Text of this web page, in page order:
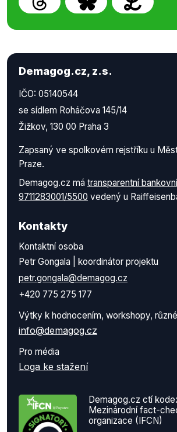
Demagog.cz, z.s.
IČO: 05140544
se sídlem Roháčova 145/14
Žižkov, 130 00 Praha 3
Zapsaný ve spolkovém rejstříku u
Praze.
Demagog.cz má transparentní
9711283001/5500 vedený u
Kontakty
Kontaktní osoba
Petr Gongala | koordinátor projektu
petr.gongala@demagog.cz
+420 775 275 177
Výtky k hodnocením, workshopy, různé
info@demagog.cz
Pro média
Loga ke stažení
Demagog.cz ctí
Mezinárodní fact-
organizace (IFCN)